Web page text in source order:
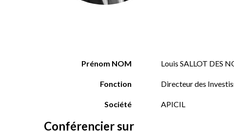
Prénom NOM Louis SALLOT DES
Fonction Directeur des
Société APICIL
Conférencier sur